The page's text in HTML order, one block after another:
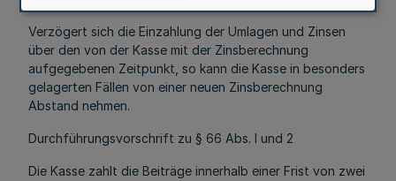
Verzögert sich die Einzahlung der Umlagen und Zinsen
über den von der Kasse mit der Zinsberechnung
aufgegebenen Zeitpunkt, so kann die Kasse in besonders
gelagerten Fällen von einer neuen Zinsberechnung
Abstand nehmen.
Durchführungsvorschrift zu § 66 Abs. l und 2
Die Kasse zahlt die Beiträge innerhalb einer Frist von zwei